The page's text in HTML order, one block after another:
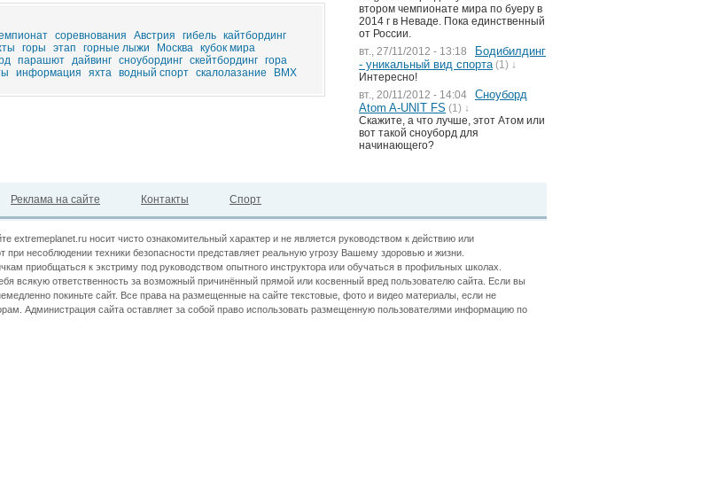
соревнования Австрия гибель кайтбординг
горы этап горные лыжи Москва кубок мира
парашют дайвинг сноубординг скейтбординг гора
информация яхта водный спорт скалолазание BMX
втором чемпионате мира по буеру в
2014 г в Неваде. Пока единственный
от России.
вт., 27/11/2012 - 13:18
Бодибилдинг
- уникальный вид спорта (1) ↓
Интересно!
вт., 20/11/2012 - 14:04
Сноуборд
Atom A-UNIT FS (1) ↓
Скажите, а что лучше, этот Атом или
вот такой сноуборд для
начинающего?
Реклама на сайте Контакты Спорт
extremeplanet.ru носит чисто ознакомительный характер и не является руководством к действию или
при несоблюдении техники безопасности представляет реальную угрозу Вашему здоровью и жизни.
приобщаться к экстриму под руководством опытного инструктора или обучаться в профильных школах.
всякую ответственность за возможный причинённый прямой или косвенный вред пользователю сайта. Если вы
покиньте сайт. Все права на размещенные на сайте текстовые, фото и видео материалы, если не
Администрация сайта оставляет за собой право использовать размещенную пользователями информацию по